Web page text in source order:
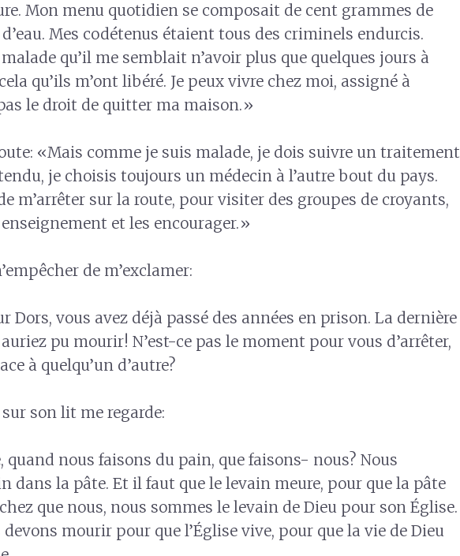
Mon menu quotidien se composait de cent grammes de
Mes codétenus étaient tous des criminels endurcis.
qu’il me semblait n’avoir plus que quelques jours à
qu’ils m’ont libéré. Je peux vivre chez moi, assigné à
le droit de quitter ma maison.»
«Mais comme je suis malade, je dois suivre un traitement
je choisis toujours un médecin à l’autre bout du pays.
m’arrêter sur la route, pour visiter des groupes de croyants,
et les encourager.»
de m’exclamer:
Dors, vous avez déjà passé des années en prison. La dernière
pu mourir! N’est-ce pas le moment pour vous d’arrêter,
à quelqu’un d’autre?
son lit me regarde:
nous faisons du pain, que faisons- nous? Nous
dans la pâte. Et il faut que le levain meure, pour que la pâte
que nous, nous sommes le levain de Dieu pour son Église.
mourir pour que l’Église vive, pour que la vie de Dieu